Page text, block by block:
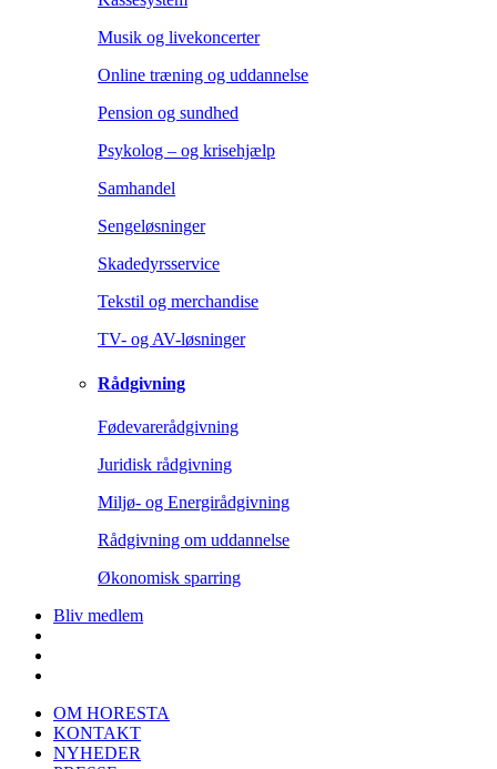
Musik og livekoncerter
Online træning og uddannelse
Pension og sundhed
Psykolog – og krisehjælp
Samhandel
Sengeløsninger
Skadedyrsservice
Tekstil og merchandise
TV- og AV-løsninger
Rådgivning
Fødevarerådgivning
Juridisk rådgivning
Miljø- og Energirådgivning
Rådgivning om uddannelse
Økonomisk sparring
Bliv medlem
OM HORESTA
KONTAKT
NYHEDER